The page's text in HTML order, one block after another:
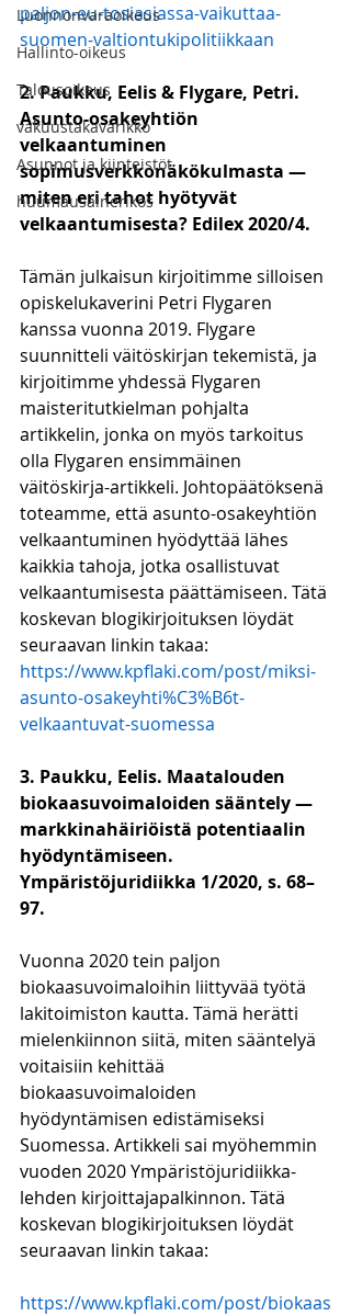
Luonnonvaraoikeus
Hallinto-oikeus
Talousoikeus
vakuustakavarikko
Asunnot ja kiinteistöt
huumausainerikos
paljon-eu-tosiasiassa-vaikuttaa-
suomen-valtiontukipolitiikkaan
2. Paukku, Eelis & Flygare, Petri.
Asunto-osakeyhtiön
velkaantuminen
sopimusverkkonäkökulmasta —
miten eri tahot hyötyvät
velkaantumisesta? Edilex 2020/4.
Tämän julkaisun kirjoitimme silloisen
opiskelukaverini Petri Flygaren
kanssa vuonna 2019. Flygare
suunnitteli väitöskirjan tekemistä, ja
kirjoitimme yhdessä Flygaren
maisteritutkielman pohjalta
artikkelin, jonka on myös tarkoitus
olla Flygaren ensimmäinen
väitöskirja-artikkeli. Johtopäätöksenä
toteamme, että asunto-osakeyhtiön
velkaantuminen hyödyttää lähes
kaikkia tahoja, jotka osallistuvat
velkaantumisesta päättämiseen. Tätä
koskevan blogikirjoituksen löydät
seuraavan linkin takaa:
https://www.kpflaki.com/post/miksi-
asunto-osakeyhti%C3%B6t-
velkaantuvat-suomessa
3. Paukku, Eelis. Maatalouden
biokaasuvoimaloiden sääntely —
markkinahäiriöistä potentiaalin
hyödyntämiseen.
Ympäristöjuridiikka 1/2020, s. 68–
97.
Vuonna 2020 tein paljon
biokaasuvoimaloihin liittyvää työtä
lakitoimiston kautta. Tämä herätti
mielenkiinnon siitä, miten sääntelyä
voitaisiin kehittää
biokaasuvoimaloiden
hyödyntämisen edistämiseksi
Suomessa. Artikkeli sai myöhemmin
vuoden 2020 Ympäristöjuridiikka-
lehden kirjoittajapalkinnon. Tätä
koskevan blogikirjoituksen löydät
seuraavan linkin takaa:
https://www.kpflaki.com/post/biokaas